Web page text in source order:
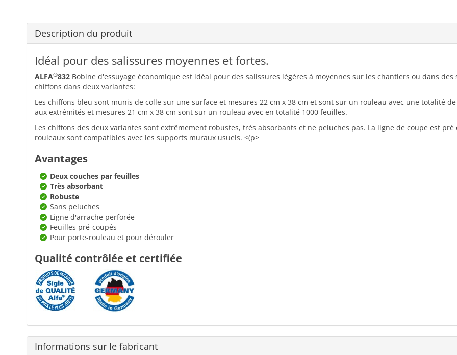
Description du produit
Idéal pour des salissures moyennes et fortes.
ALFA®832 Bobine d'essuyage économique est idéal pour des salissures légères à moyennes sur les chantiers ou dans
chiffons dans deux variantes:
Les chiffons bleu sont munis de colle sur une surface et mesures 22 cm x 38 cm et sont sur un rouleau avec une totalité
aux extrémités et mesures 21 cm x 38 cm sont sur un rouleau avec en totalité 1000 feuilles.
Les chiffons des deux variantes sont extrêmement robustes, très absorbants et ne peluches pas. La ligne de coupe est
rouleaux sont compatibles avec les supports muraux usuels. <(p>
Avantages
Deux couches par feuilles
Très absorbant
Robuste
Sans peluches
Ligne d'arrache perforée
Feuilles pré-coupés
Pour porte-rouleau et pour dérouler
Qualité contrôlée et certifiée
Informations sur le fabricant